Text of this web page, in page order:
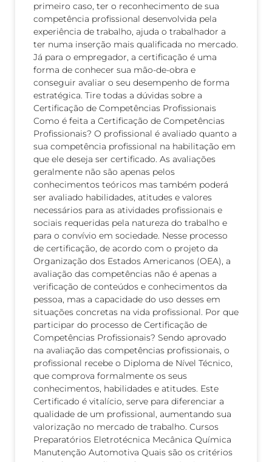
primeiro caso, ter o reconhecimento de sua
competência profissional desenvolvida pela
experiência de trabalho, ajuda o trabalhador a
ter numa inserção mais qualificada no mercado.
Já para o empregador, a certificação é uma
forma de conhecer sua mão-de-obra e
conseguir avaliar o seu desempenho de forma
estratégica. Tire todas a dúvidas sobre a
Certificação de Competências Profissionais
Como é feita a Certificação de Competências
Profissionais? O profissional é avaliado quanto a
sua competência profissional na habilitação em
que ele deseja ser certificado. As avaliações
geralmente não são apenas pelos
conhecimentos teóricos mas também poderá
ser avaliado habilidades, atitudes e valores
necessários para as atividades profissionais e
sociais requeridas pela natureza do trabalho e
para o convívio em sociedade. Nesse processo
de certificação, de acordo com o projeto da
Organização dos Estados Americanos (OEA), a
avaliação das competências não é apenas a
verificação de conteúdos e conhecimentos da
pessoa, mas a capacidade do uso desses em
situações concretas na vida profissional. Por que
participar do processo de Certificação de
Competências Profissionais? Sendo aprovado
na avaliação das competências profissionais, o
profissional recebe o Diploma de Nível Técnico,
que comprova formalmente os seus
conhecimentos, habilidades e atitudes. Este
Certificado é vitalício, serve para diferenciar a
qualidade de um profissional, aumentando sua
valorização no mercado de trabalho. Cursos
Preparatórios Eletrotécnica Mecânica Química
Manutenção Automotiva Quais são os critérios